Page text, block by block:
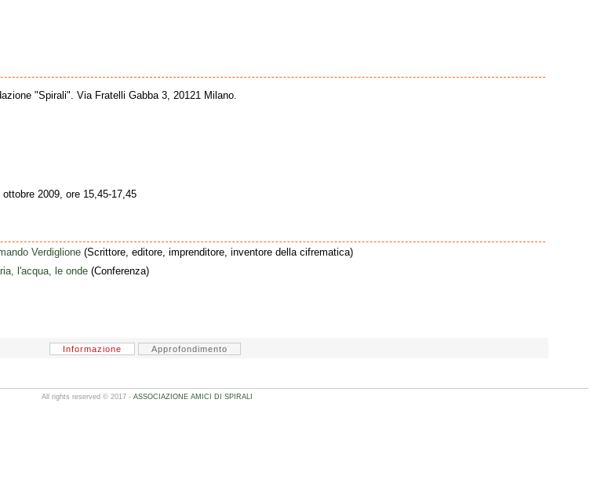
"Spirali". Via Fratelli Gabba 3, 20121 Milano.
2009, ore 15,45-17,45
Verdiglione (Scrittore, editore, imprenditore, inventore della cifrematica)
l'acqua, le onde (Conferenza)
Informazione Approfondimento
All rights reserved © 2017 - ASSOCIAZIONE AMICI DI SPIRALI